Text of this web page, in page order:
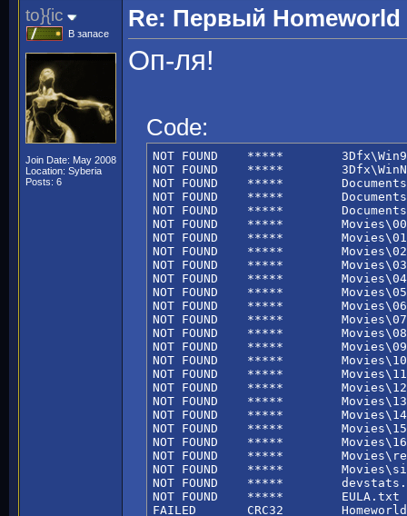
to}{ic
В запасе
Join Date: May 2008
Location: Syberia
Posts: 6
Re: Первый Homeworld
Оп-ля!
Code:
NOT FOUND    *****
NOT FOUND    *****
NOT FOUND    *****
NOT FOUND    *****
NOT FOUND    *****
NOT FOUND    *****
NOT FOUND    *****
NOT FOUND    *****
NOT FOUND    *****
NOT FOUND    *****
NOT FOUND    *****
NOT FOUND    *****
NOT FOUND    *****
NOT FOUND    *****
NOT FOUND    *****
NOT FOUND    *****
NOT FOUND    *****
NOT FOUND    *****
NOT FOUND    *****
NOT FOUND    *****
NOT FOUND    *****
NOT FOUND    *****
NOT FOUND    *****
NOT FOUND    *****
NOT FOUND    *****
NOT FOUND    *****        EULA.txt
FAILED       CRC32